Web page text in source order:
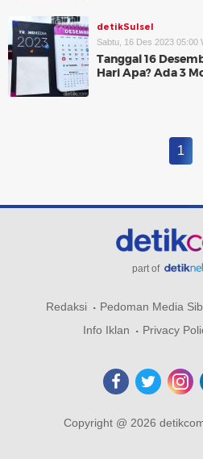
detikSulsel
Sabtu, 16 Des 2023 05:00
Tanggal 16
Hari Apa? Ada 3
1
part of
Redaksi Pedoman Media
Info Iklan
Privacy
Copyright @ 2026